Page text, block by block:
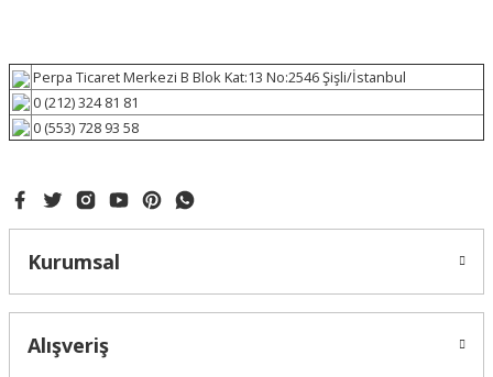
Perpa Ticaret Merkezi B Blok Kat:13 No:2546 Şişli/İstanbul
0 (212) 324 81 81
0 (553) 728 93 58
Kurumsal
Alışveriş